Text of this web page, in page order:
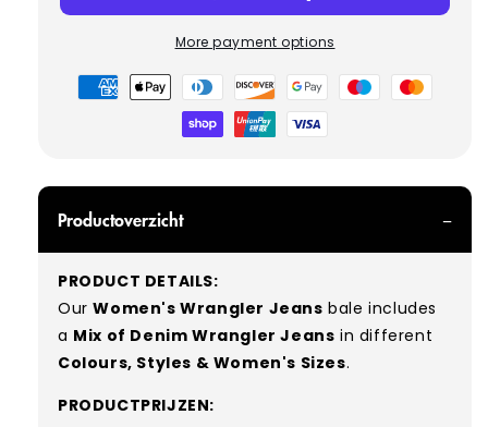
More payment options
Betaalmethoden
Productoverzicht
PRODUCT DETAILS:
OurWomen's Wrangler Jeans bale includes
a Mix of Denim Wrangler Jeans in different
Colours, Styles & Women's Sizes.
PRODUCTPRIJZEN: